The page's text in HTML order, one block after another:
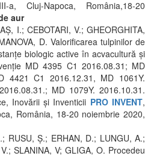
Cluj-Napoca, România,18-20
aur
I.; CEBOTARI, V.; GHEORGHITA,
D. Valorificarea tulpinilor de
biologic active în acvacultură și
MD 4395 C1 2016.08.31; MD
4421 C1 2016.12.31, MD 1061Y.
MD 1079Y. 2016.10.31.
Inovării şi Inventicii PRO INVENT,
România, 18-20 noiembrie 2020,
RUSU, Ş.; ERHAN, D.; LUNGU, A.;
SLANINA, V; GLIGA, O. Procedeu